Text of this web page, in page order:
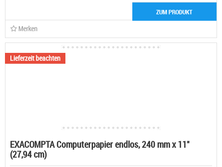
ZUM PRODUKT
Merken
Lieferzeit beachten
EXACOMPTA Computerpapier endlos, 240 mm x 11"
(27,94 cm)